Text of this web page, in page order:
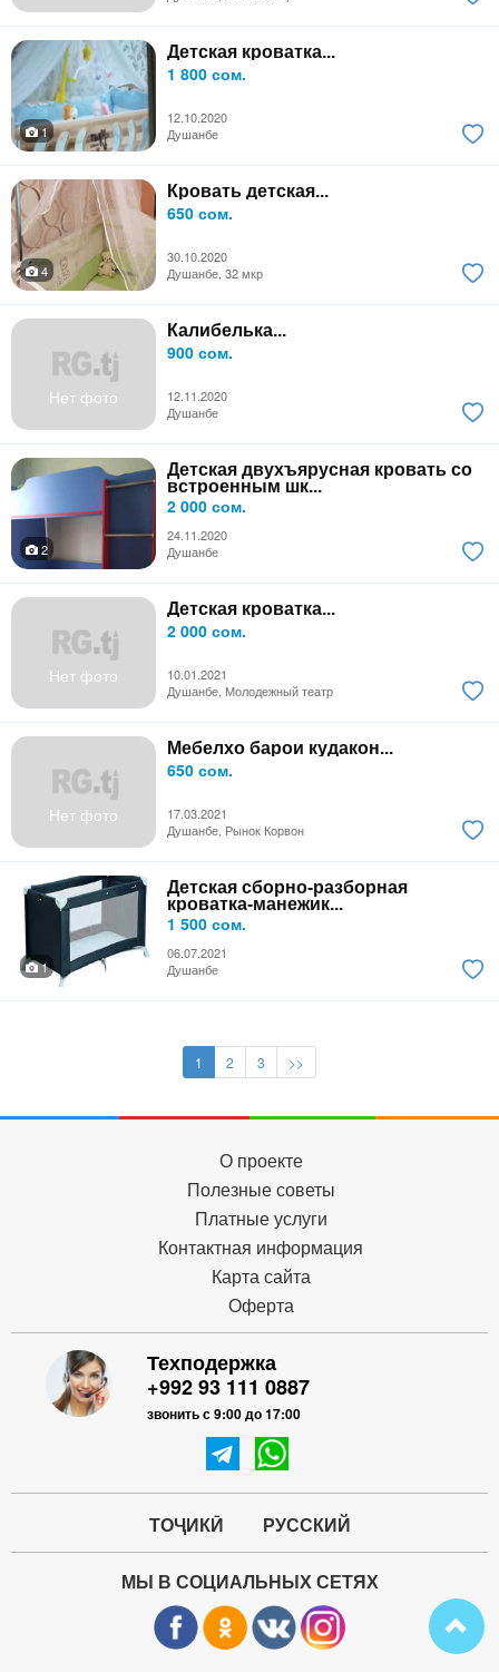
Детская кроватка...
1 800 сом.
12.10.2020
1
Душанбе
Кровать детская...
650 сом.
30.10.2020
4
Душанбе, 32 мкр
Нет фото
Калибелька...
900 сом.
12.11.2020
Душанбе
Детская двухъярусная кровать со
встроенным шк...
2 000 сом.
24.11.2020
2
Душанбе
Нет фото
Детская кроватка...
2 000 сом.
10.01.2021
Душанбе, Молодежный театр
Нет фото
Мебелхо барои кудакон...
650 сом.
17.03.2021
Душанбе, Рынок Корвон
Детская сборно-разборная
кроватка-манежик...
1 500 сом.
06.07.2021
1
Душанбе
1 2 3 >>
О проекте
Полезные советы
Платные услуги
Контактная информация
Карта сайта
Оферта
Техподержка
+992 93 111 0887
звонить с 9:00 до 17:00
ТОҶИКӢ РУССКИЙ
МЫ В СОЦИАЛЬНЫХ СЕТЯХ